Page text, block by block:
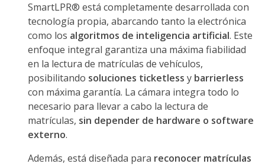
SmartLPR® está completamente desarrollada con
tecnología propia, abarcando tanto la electrónica
como los algoritmos de inteligencia artificial. Este
enfoque integral garantiza una máxima fiabilidad
en la lectura de matrículas de vehículos,
posibilitando soluciones ticketless y barrierless
con máxima garantía. La cámara integra todo lo
necesario para llevar a cabo la lectura de
matrículas, sin depender de hardware o software
externo.
Además, está diseñada para reconocer matrículas